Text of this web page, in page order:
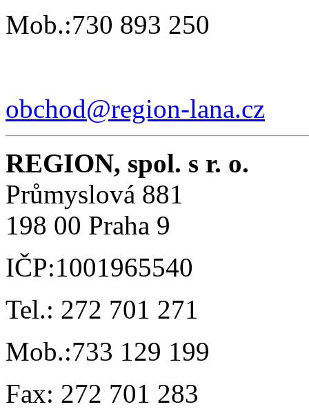
Mob.:730 893 250
obchod@region-lana.cz
REGION, spol. s r. o.
Průmyslová 881
198 00 Praha 9
IČP:1001965540
Tel.: 272 701 271
Mob.:733 129 199
Fax: 272 701 283